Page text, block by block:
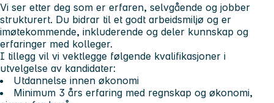
Vi ser etter deg som er erfaren, selvgående og jobber
strukturert. Du bidrar til et godt arbeidsmiljø og er
imøtekommende, inkluderende og deler kunnskap og
erfaringer med kolleger.
I tillegg vil vi vektlegge følgende kvalifikasjoner i
utvelgelse av kandidater:
Utdannelse innen økonomi
Minimum 3 års erfaring med regnskap og økonomi,